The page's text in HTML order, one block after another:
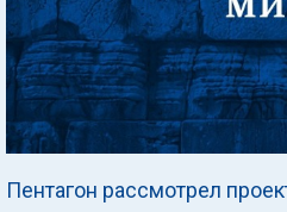
Пентагон рассмотрел